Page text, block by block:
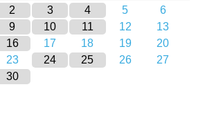
2 3 4 5
6
9 10 11 12
13
16 17 18 19
20
23 24 25 26
27
30